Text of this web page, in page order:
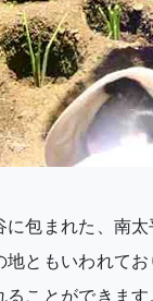
包まれた、南
ともいわれて
ことができま